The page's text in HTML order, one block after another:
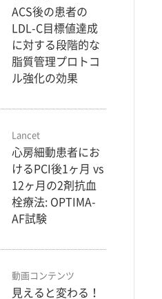
ACS後の患者の
LDL-C目標値達成
に対する段階的な
脂質管理プロトコ
ル強化の効果
Lancet
心房細動患者にお
けるPCI後1ヶ月 vs
12ヶ月の2剤抗血
栓療法: OPTIMA-
AF試験
動画コンテンツ
見えると変わる！